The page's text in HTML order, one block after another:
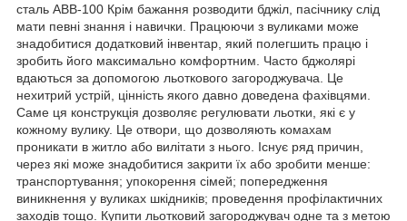
сталь АВВ-100 Крім бажання розводити бджіл, пасічнику слід
мати певні знання і навички. Працюючи з вуликами може
знадобитися додатковий інвентар, який полегшить працю і
зробить його максимально комфортним. Часто бджолярі
вдаються за допомогою льоткового загороджувача. Це
нехитрий устрій, цінність якого давно доведена фахівцями.
Саме ця конструкція дозволяє регулювати льотки, які є у
кожному вулику. Це отвори, що дозволяють комахам
проникати в житло або вилітати з нього. Існує ряд причин,
через які може знадобитися закрити їх або зробити менше:
транспортування; упокорення сімей; попередження
виникнення у вуликах шкідників; проведення профілактичних
заходів тощо. Купити льотковий загороджувач одне та з метою